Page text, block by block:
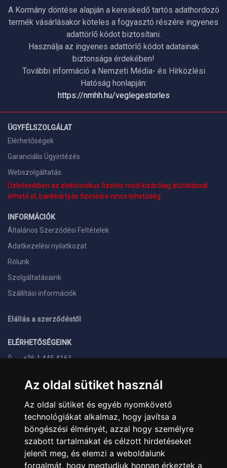
Az oldal sütiket használ
Az oldal sütiket és egyéb nyomkövető
technológiákat alkalmaz, hogy javítsa a
böngészési élményét, azzal hogy személyre
szabott tartalmakat és célzott hirdetéseket
jelenít meg, és elemzi a weboldalunk
forgalmát, hogy megtudjuk honnan érkeztek a
A Kormány döntése alapján a kereskedő tartós adathordozó
termék vásárlásakor köteles a fogyasztó részére ingyenes
adattörlő kódot biztosítani.
Használja az ingyenes adattörlő kódot adatainak
biztonsága érdekében!
További információ a Nemzeti Média- és Hírközlési
Hatóság honlapján:
https://nmhh.hu/veglegestorles
ÜGYFÉLSZOLGÁLAT
Elérhetőségek
Garanciális Ügyintézés
Webszolgáltatás
Üzleteinkben az elektronikus fizetés mód kizárólag átutalással
érhető el, bankkártyás fizetésre nincs lehetőség.
INFORMÁCIÓK
Általános Szerződési Feltételek
Adatkezelési nyilatkozat
Rólunk
Szolgáltatásaink
Szállítási információk
Elállás a szerződéstől
ELÉRHETŐSÉGEINK
+36 1 445 4161
info@landcomputer.hu
1148 Budapest, Nagy Lajos király útja 24.
Nyitvatartás és kapcsolat
PARTNEREINK